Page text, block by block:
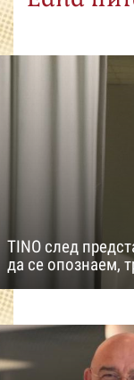
TINO след
да се опознаем,